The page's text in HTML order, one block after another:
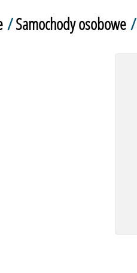
/Samochody osobowe/